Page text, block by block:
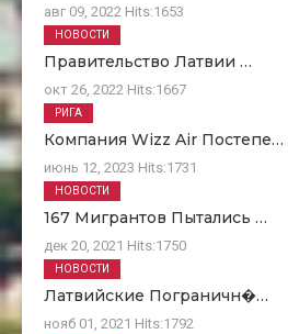
авг 09, 2022 Hits:1653
Правительство Латвии …
окт 26, 2022 Hits:1667
НОВОСТИ
Компания Wizz Air Постепе…
июнь 12, 2023 Hits:1731
РИГА
167 Мигрантов Пытались …
дек 20, 2021 Hits:1750
НОВОСТИ
Латвийские Пограничн�…
нояб 01, 2021 Hits:1792
НОВОСТИ